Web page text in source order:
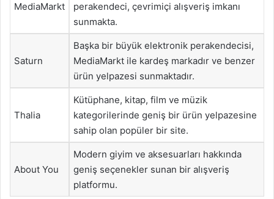
MediaMarkt
perakendeci, çevrimiçi alışveriş imkanı
sunmakta.
Saturn
Başka bir büyük elektronik perakendecisi,
MediaMarkt ile kardeş markadır ve benzer
ürün yelpazesi sunmaktadır.
Thalia
Kütüphane, kitap, film ve müzik
kategorilerinde geniş bir ürün yelpazesine
sahip olan popüler bir site.
About You
Modern giyim ve aksesuarları hakkında
geniş seçenekler sunan bir alışveriş
platformu.